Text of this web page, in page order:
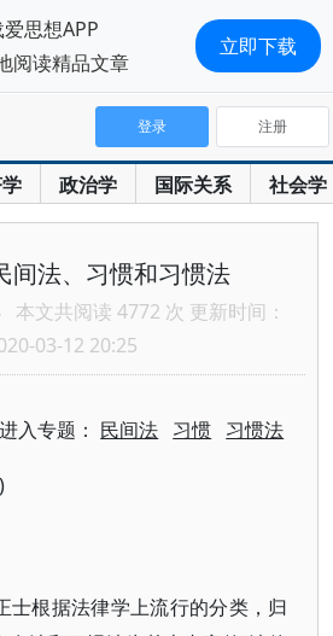
政治学 国际关系 社会学
登录 注册
间法、习惯和习惯法
本文共阅读 4772 次 更新时间：
03-12 20:25
进入专题： 民间法 习惯 习惯法
)
士根据法律学上流行的分类，归
思想APP
阅读精品文章
立即下载